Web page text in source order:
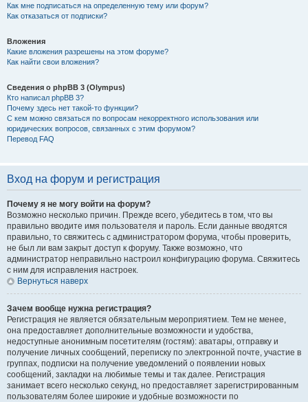
Как мне подписаться на определенную тему или форум?
Как отказаться от подписки?
Вложения
Какие вложения разрешены на этом форуме?
Как найти свои вложения?
Сведения о phpBB 3 (Olympus)
Кто написал phpBB 3?
Почему здесь нет такой-то функции?
С кем можно связаться по вопросам некорректного использования или
юридических вопросов, связанных с этим форумом?
Перевод FAQ
Вход на форум и регистрация
Почему я не могу войти на форум?
Возможно несколько причин. Прежде всего, убедитесь в том, что вы
правильно вводите имя пользователя и пароль. Если данные вводятся
правильно, то свяжитесь с администратором форума, чтобы проверить,
не был ли вам закрыт доступ к форуму. Также возможно, что
администратор неправильно настроил конфигурацию форума. Свяжитесь
с ним для исправления настроек.
Вернуться наверх
Зачем вообще нужна регистрация?
Регистрация не является обязательным мероприятием. Тем не менее,
она предоставляет дополнительные возможности и удобства,
недоступные анонимным посетителям (гостям): аватары, отправку и
получение личных сообщений, переписку по электронной почте, участие в
группах, подписки на получение уведомлений о появлении новых
сообщений, закладки на любимые темы и так далее. Регистрация
занимает всего несколько секунд, но предоставляет зарегистрированным
пользователям более широкие и удобные возможности по